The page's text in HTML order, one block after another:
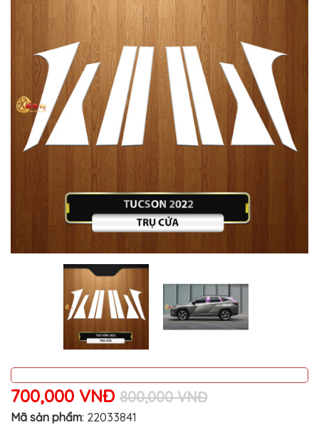
MUA
NHIỀU
NHẤT
KIA
TOYOTA
HONDA
MAZDA
SUBARU
VOLKSWAGEN
MERCEDES
VOLVO
SUZUKI
700,000 VNĐ 800,000 VNĐ
Mã sản phẩm: 22033841